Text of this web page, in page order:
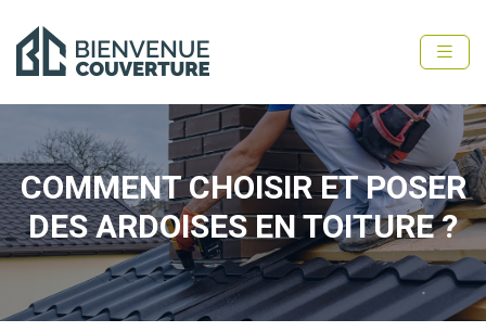
COMMENT CHOISIR ET POSER
DES ARDOISES EN TOITURE ?